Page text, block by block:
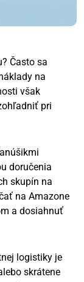
Často sa
na
však
pri
doručenia
skupín na
na Amazone
a dosiahnuť
logistiky je
skrátene